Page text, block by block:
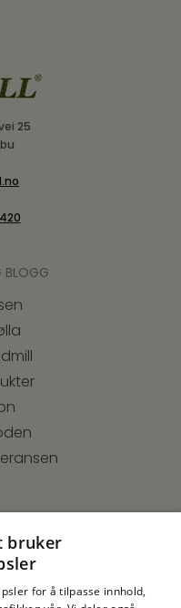
25
BLOGG
bruker
for å tilpasse innhold,